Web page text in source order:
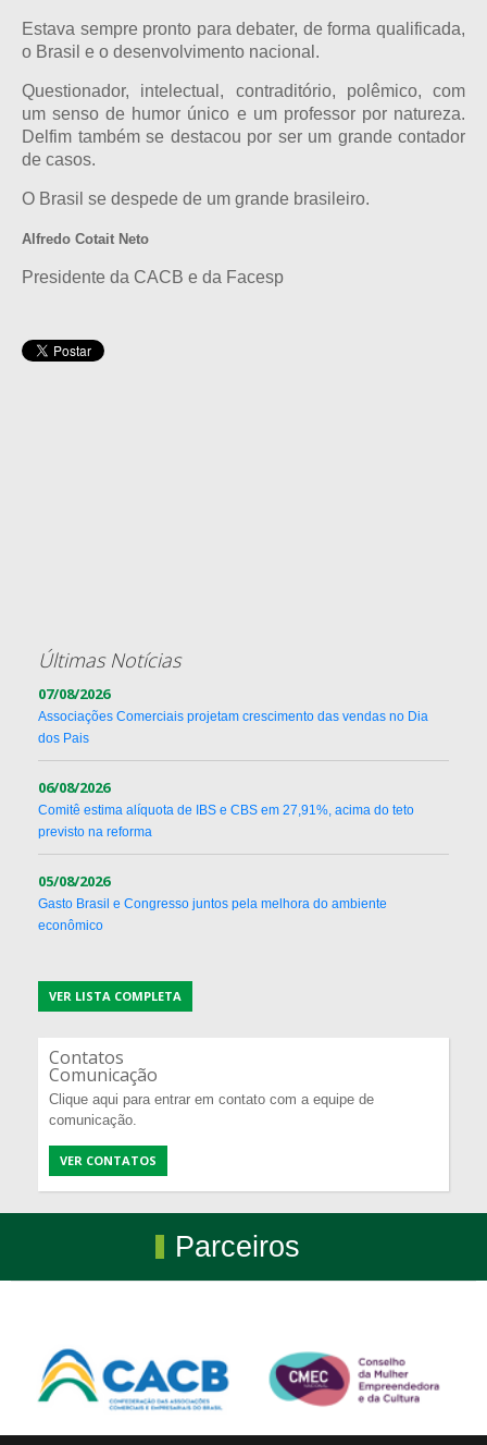
Estava sempre pronto para debater, de forma qualificada,
o Brasil e o desenvolvimento nacional.
Questionador, intelectual, contraditório, polêmico, com
um senso de humor único e um professor por natureza.
Delfim também se destacou por ser um grande contador
de casos.
O Brasil se despede de um grande brasileiro.
Alfredo Cotait Neto
Presidente da CACB e da Facesp
Últimas Notícias
07/08/2026
Associações Comerciais projetam crescimento das vendas no Dia
dos Pais
06/08/2026
Comitê estima alíquota de IBS e CBS em 27,91%, acima do teto
previsto na reforma
05/08/2026
Gasto Brasil e Congresso juntos pela melhora do ambiente
econômico
VER LISTA COMPLETA
Contatos
Comunicação
Clique aqui para entrar em contato com a equipe de
comunicação.
VER CONTATOS
Parceiros